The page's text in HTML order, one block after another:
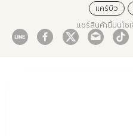
แคร์บิว
แชร์สินค้านี้บนโ